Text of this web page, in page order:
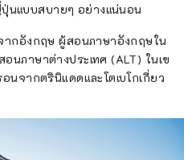
นแบบสบายๆ อย่างแน่นอน
ากอังกฤษ ผู้สอนภาษาอังกฤษใน
นภาษาต่างประเทศ (ALT) ในเข
นจากตรินิแดดและโตเบโกเกี่ยว